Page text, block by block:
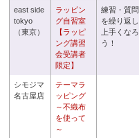
east side
tokyo
（東京）
ラッピン
グ自習室
【ラッピ
ング講習
会受講者
限定】
練習・質問
を繰り返し
上手くなろ
う！
シモジマ
名古屋店
テーマラ
ッピング
～不織布
を使って
～